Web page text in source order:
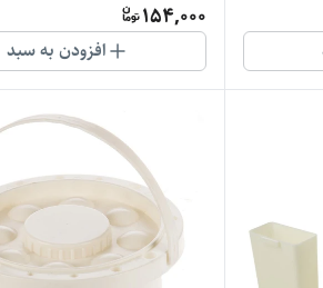
154,000
افزودن به سبد